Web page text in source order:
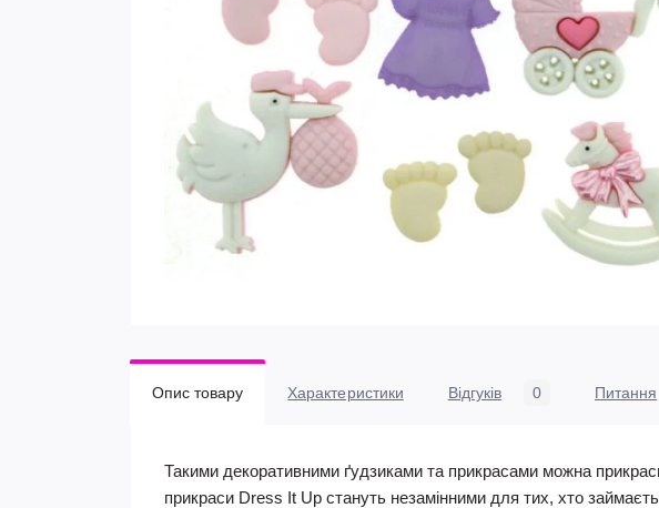
Опис товару Характеристики Відгуків 0 Питання
Такими декоративними ґудзиками та прикрасами можна
прикраси Dress It Up стануть незамінними для тих, хто